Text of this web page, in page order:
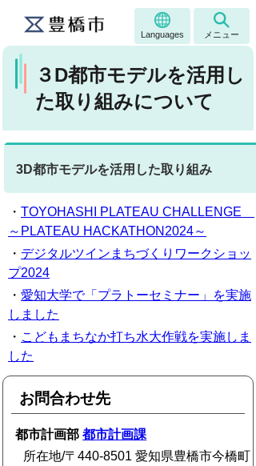
Languages メニュー
３D都市モデルを活用し
た取り組みについて
3D都市モデルを活用した取り組み
・ TOYOHASHI PLATEAU CHALLENGE
～PLATEAU HACKATHON2024～
・ デジタルツインまちづくりワークショッ
プ2024
・ 愛知大学で「プラトーセミナー」を実施
しました
・ こどもまちなか打ち水大作戦を実施しま
した
お問合わせ先
都市計画部都市計画課
所在地/〒440-8501 愛知県豊橋市今橋町